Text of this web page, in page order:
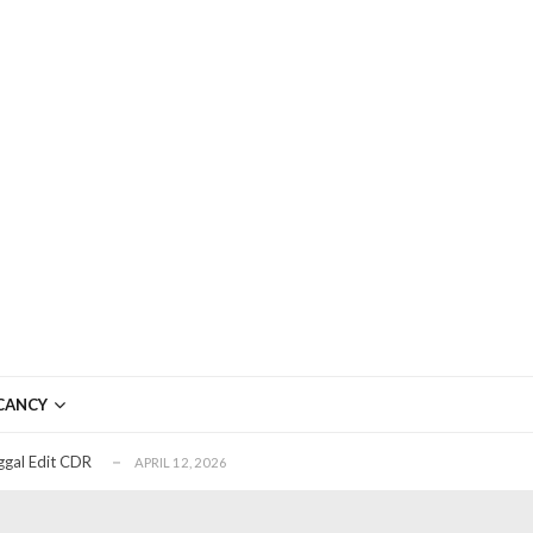
Edit CDR APRIL 12, 2026